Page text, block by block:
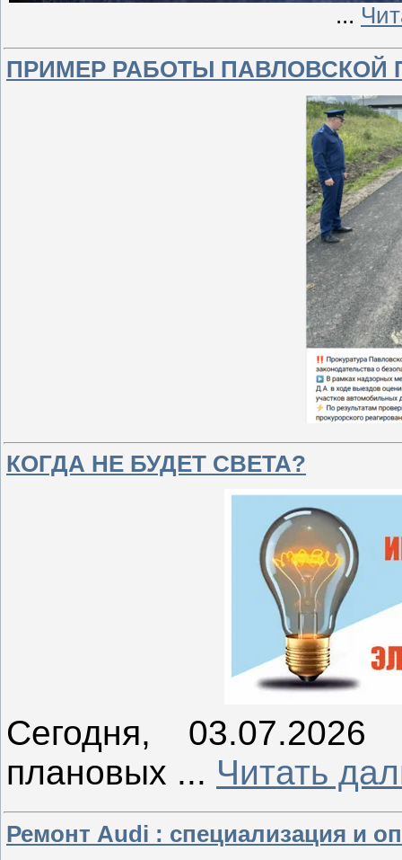
...
ПРИМЕР РАБОТЫ ПАВЛОВСКОЙ
КОГДА НЕ БУДЕТ СВЕТА?
Сегодня,
плановых ... Читать
Ремонт Audi : специализация и